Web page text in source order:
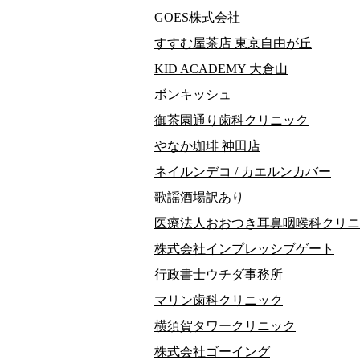
GOES株式会社
すすむ屋茶店 東京自由が丘
KID ACADEMY 大倉山
ボンキッシュ
御茶園通り歯科クリニック
やなか珈琲 神田店
ネイルンデコ / カエルンカバー
歌謡酒場訳あり
医療法人おおつき耳鼻咽喉科クリ
株式会社インプレッシブゲート
行政書士ウチダ事務所
マリン歯科クリニック
横須賀タワークリニック
株式会社ゴーイング